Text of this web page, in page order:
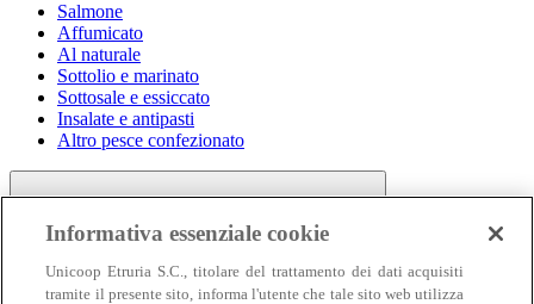
Salmone
Affumicato
Al naturale
Sottolio e marinato
Sottosale e essiccato
Insalate e antipasti
Altro pesce confezionato
Informativa essenziale cookie
Unicoop Etruria S.C., titolare del trattamento dei dati acquisiti
tramite il presente sito, informa l'utente che tale sito web utilizza